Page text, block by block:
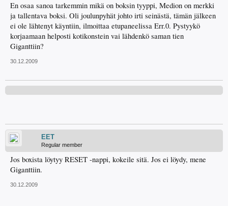
En osaa sanoa tarkemmin mikä on boksin tyyppi, Medion on merkki
ja tallentava boksi. Oli joulunpyhät johto irti seinästä, tämän jälkeen
ei ole lähtenyt käyntiin, ilmoittaa etupaneelissa Err.0. Pystyykö
korjaamaan helposti kotikonstein vai lähdenkö saman tien
Giganttiin?
30.12.2009
EET
Regular member
Jos boxista löytyy RESET -nappi, kokeile sitä. Jos ei löydy, mene
Giganttiin.
30.12.2009